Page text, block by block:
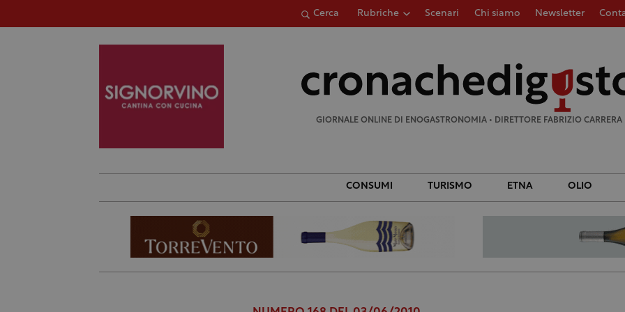
Cerca Rubriche Scenari Chi siamo Newsletter
GIORNALE ONLINE DI ENOGASTRONOMIA • DIRETTORE FABRIZIO CARRERA
CONSUMI TURISMO ETNA OLIO